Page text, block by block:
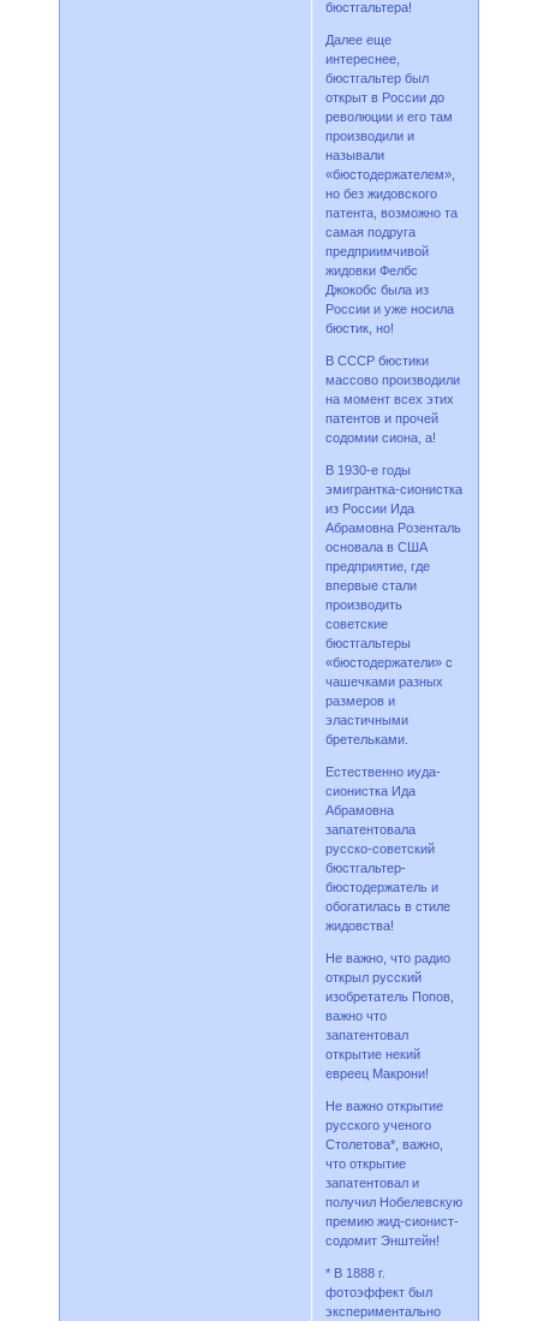
бюстгальтера!
Далее еще
интереснее,
бюстгальтер был
открыт в России до
революции и его там
производили и
называли
«бюстодержателем»,
но без жидовского
патента, возможно та
самая подруга
предприимчивой
жидовки Фелбс
Джокобс была из
России и уже носила
бюстик, но!
В СССР бюстики
массово производили
на момент всех этих
патентов и прочей
содомии сиона, а!
В 1930-е годы
эмигрантка-сионистка
из России Ида
Абрамовна Розенталь
основала в США
предприятие, где
впервые стали
производить
советские
бюстгальтеры
«бюстодержатели» с
чашечками разных
размеров и
эластичными
бретельками.
Естественно иуда-
сионистка Ида
Абрамовна
запатентовала
русско-советский
бюстгальтер-
бюстодержатель и
обогатилась в стиле
жидовства!
Не важно, что радио
открыл русский
изобретатель Попов,
важно что
запатентовал
открытие некий
евреец Макрони!
Не важно открытие
русского ученого
Столетова*, важно,
что открытие
запатентовал и
получил Нобелевскую
премию жид-сионист-
содомит Энштейн!
* В 1888 г.
фотоэффект был
экспериментально